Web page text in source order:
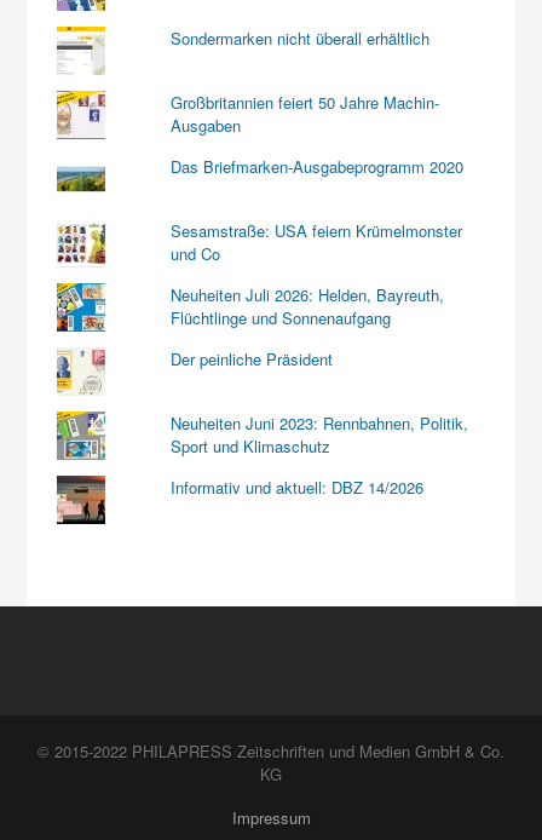
Sondermarken nicht überall erhältlich
Großbritannien feiert 50 Jahre Machin-
Ausgaben
Das Briefmarken-Ausgabeprogramm 2020
Sesamstraße: USA feiern Krümelmonster
und Co
Neuheiten Juli 2026: Helden, Bayreuth,
Flüchtlinge und Sonnenaufgang
Der peinliche Präsident
Neuheiten Juni 2023: Rennbahnen, Politik,
Sport und Klimaschutz
Informativ und aktuell: DBZ 14/2026
© 2015-2022 PHILAPRESS Zeitschriften und Medien GmbH & Co.
KG
Impressum